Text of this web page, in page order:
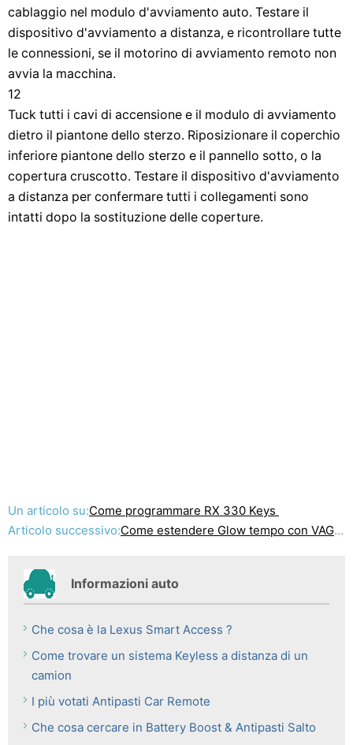
cablaggio nel modulo d'avviamento auto. Testare il
dispositivo d'avviamento a distanza, e ricontrollare tutte
le connessioni, se il motorino di avviamento remoto non
avvia la macchina.
12
Tuck tutti i cavi di accensione e il modulo di avviamento
dietro il piantone dello sterzo. Riposizionare il coperchio
inferiore piantone dello sterzo e il pannello sotto, o la
copertura cruscotto. Testare il dispositivo d'avviamento
a distanza per confermare tutti i collegamenti sono
intatti dopo la sostituzione delle coperture.
Un articolo su:Come programmare RX 330 Keys
Articolo successivo:Come estendere Glow tempo con VAG-COM
Informazioni auto
Che cosa è la Lexus Smart Access ?
Come trovare un sistema Keyless a distanza di un
camion
I più votati Antipasti Car Remote
Che cosa cercare in Battery Boost & Antipasti Salto